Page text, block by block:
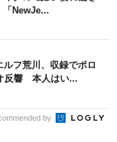
NewJe...
フ荒川、収録でポロ
反響 本人はい...
by